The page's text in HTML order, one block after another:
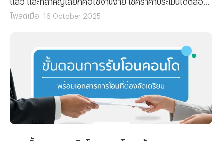
24 ชั่วโมง โดยที่ไม่ต้องเสียเวลาและค่าเดินทางไปยังกรมที่ดิน
โพสต์เมื่อ 16 October 2025